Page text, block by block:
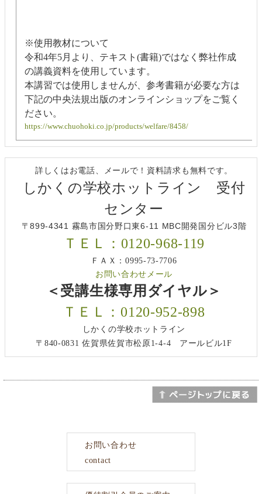
※使用教材について
令和4年5月より、テキスト(書籍)ではなく弊社作成
の講義資料を使用しています。
本講習では使用しませんが、参考書籍が必要な方は
下記の中央法規出版のオンラインショップをご覧く
ださい。
https://www.chuohoki.co.jp/products/welfare/8458/
詳しくはお電話、メールで！資料請求も無料です。
しかくの学校ホットライン 受付
センター
〒899-4341 霧島市国分野口東6-11 MBC開発国分ビル3階
ＴＥＬ：0120-968-119
ＦＡＸ：0995-73-7706
お問い合わせメール
＜受講生様専用ダイヤル＞
ＴＥＬ：0120-952-898
しかくの学校ホットライン
〒840-0831 佐賀県佐賀市松原1-4-4 アールビル1F
お問い合わせ
contact